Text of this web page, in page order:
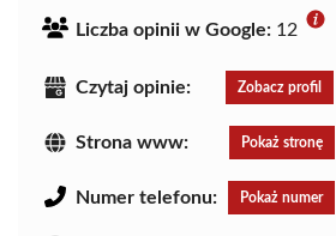
Liczba opinii w Google: 12
Czytaj opinie: Zobacz profil
Strona www: Pokaż stronę
Numer telefonu: Pokaż numer